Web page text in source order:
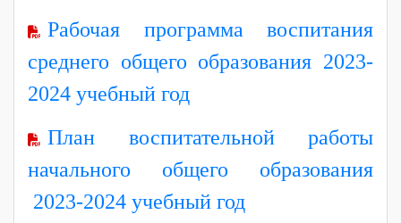
Рабочая программа воспитания
среднего общего образования 2023-
2024 учебный год
План воспитательной работы
начального общего образования
2023-2024 учебный год